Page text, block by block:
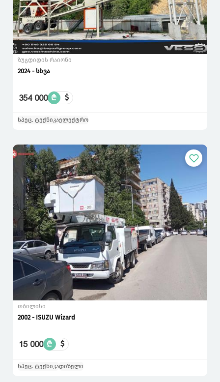
ზუგდიდის რაიონი
2024 - სხვა
354 000 ₾ $
სპეც. ტექნიკაელექტრო
თბილისი
2002 - ISUZU Wizard
15 000 ₾ $
სპეც. ტექნიკადიზელი